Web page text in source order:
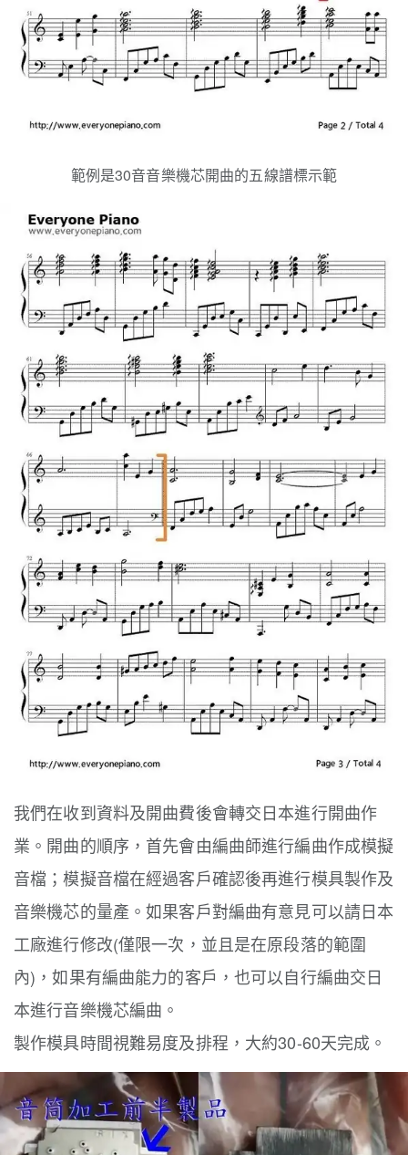
範例是30音音樂機芯開曲的五線譜標示範
我們在收到資料及開曲費後會轉交日本進行開曲作
業。開曲的順序，首先會由編曲師進行編曲作成模擬
音檔；模擬音檔在經過客戶確認後再進行模具製作及
音樂機芯的量產。如果客戶對編曲有意見可以請日本
工廠進行修改(僅限一次，並且是在原段落的範圍
內)，如果有編曲能力的客戶，也可以自行編曲交日
本進行音樂機芯編曲。
製作模具時間視難易度及排程，大約30-60天完成。